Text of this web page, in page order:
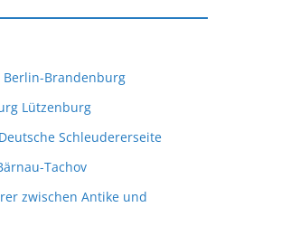
Berlin-Brandenburg
Lützenburg
Schleudererseite
Tachov
zwischen Antike und